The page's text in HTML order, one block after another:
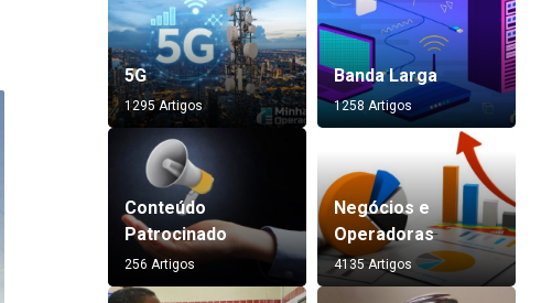
5G
1295 Artigos
Banda Larga
1258 Artigos
Conteúdo
Patrocinado
256 Artigos
Negócios e
Operadoras
4135 Artigos